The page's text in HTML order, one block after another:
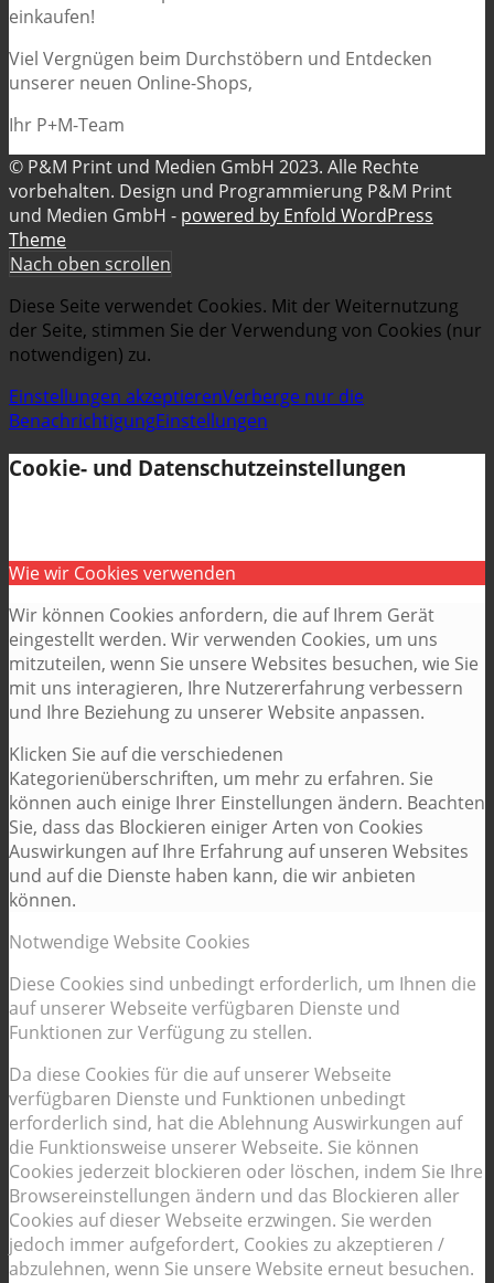
einkaufen!
Viel Vergnügen beim Durchstöbern und Entdecken
unserer neuen Online-Shops,
Ihr P+M-Team
© P&M Print und Medien GmbH 2023. Alle Rechte
vorbehalten. Design und Programmierung P&M Print
und Medien GmbH - powered by Enfold WordPress
Theme
Nach oben scrollen
Diese Seite verwendet Cookies. Mit der Weiternutzung
der Seite, stimmen Sie der Verwendung von Cookies (nur
notwendigen) zu.
Einstellungen akzeptierenVerberge nur die
BenachrichtigungEinstellungen
Cookie- und Datenschutzeinstellungen
Wie wir Cookies verwenden
Wir können Cookies anfordern, die auf Ihrem Gerät
eingestellt werden. Wir verwenden Cookies, um uns
mitzuteilen, wenn Sie unsere Websites besuchen, wie Sie
mit uns interagieren, Ihre Nutzererfahrung verbessern
und Ihre Beziehung zu unserer Website anpassen.
Klicken Sie auf die verschiedenen
Kategorienüberschriften, um mehr zu erfahren. Sie
können auch einige Ihrer Einstellungen ändern. Beachten
Sie, dass das Blockieren einiger Arten von Cookies
Auswirkungen auf Ihre Erfahrung auf unseren Websites
und auf die Dienste haben kann, die wir anbieten
können.
Notwendige Website Cookies
Diese Cookies sind unbedingt erforderlich, um Ihnen die
auf unserer Webseite verfügbaren Dienste und
Funktionen zur Verfügung zu stellen.
Da diese Cookies für die auf unserer Webseite
verfügbaren Dienste und Funktionen unbedingt
erforderlich sind, hat die Ablehnung Auswirkungen auf
die Funktionsweise unserer Webseite. Sie können
Cookies jederzeit blockieren oder löschen, indem Sie Ihre
Browsereinstellungen ändern und das Blockieren aller
Cookies auf dieser Webseite erzwingen. Sie werden
jedoch immer aufgefordert, Cookies zu akzeptieren /
abzulehnen, wenn Sie unsere Website erneut besuchen.